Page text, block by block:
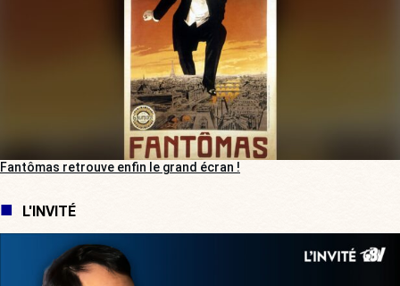
Fantômas retrouve enfin le grand écran !
L'INVITÉ